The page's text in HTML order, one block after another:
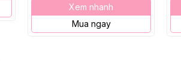
Xem nhanh
Mua ngay